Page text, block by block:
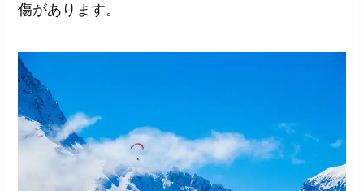
傷があります。